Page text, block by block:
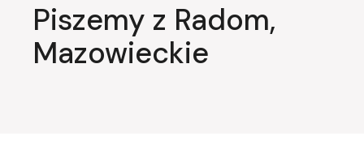
Piszemy z Radom,
Mazowieckie